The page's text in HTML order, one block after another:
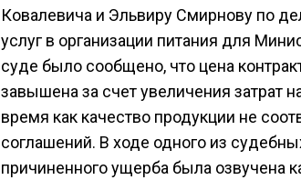
Ковалевича и Эльвиру Смирнову по
услуг в организации питания для
суде было сообщено, что цена
завышена за счет увеличения затрат
время как качество продукции не
соглашений. В ходе одного из
причиненного ущерба была озвучена